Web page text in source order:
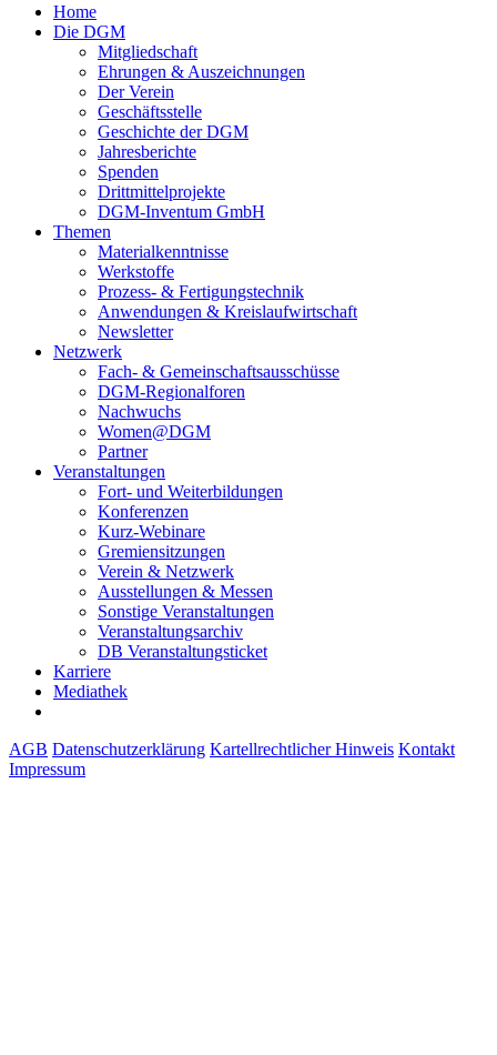
Home
Die DGM
Mitgliedschaft
Ehrungen & Auszeichnungen
Der Verein
Geschäftsstelle
Geschichte der DGM
Jahresberichte
Spenden
Drittmittelprojekte
DGM-Inventum GmbH
Themen
Materialkenntnisse
Werkstoffe
Prozess- & Fertigungstechnik
Anwendungen & Kreislaufwirtschaft
Newsletter
Netzwerk
Fach- & Gemeinschaftsausschüsse
DGM-Regionalforen
Nachwuchs
Women@DGM
Partner
Veranstaltungen
Fort- und Weiterbildungen
Konferenzen
Kurz-Webinare
Gremiensitzungen
Verein & Netzwerk
Ausstellungen & Messen
Sonstige Veranstaltungen
Veranstaltungsarchiv
DB Veranstaltungsticket
Karriere
Mediathek
AGB Datenschutzerklärung Kartellrechtlicher Hinweis Kontakt
Impressum